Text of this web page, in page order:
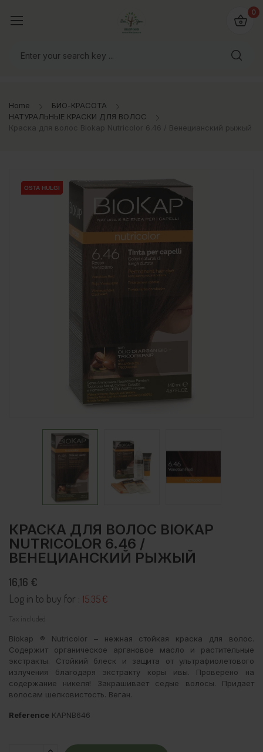
0
Home
БИО-КРАСОТА
НАТУРАЛЬНЫЕ КРАСКИ ДЛЯ ВОЛОС
Краска для волос Biokap Nutricolor 6.46 / Венецианский рыжый
OSTA HULGI
OSTA HULGI
OSTA HULGI
OSTA HULGI
КРАСКА ДЛЯ ВОЛОС BIOKAP
NUTRICOLOR 6.46 /
ВЕНЕЦИАНСКИЙ РЫЖЫЙ
16,16 €
Log in to buy for : 15.35 €
Tax included
Biokap ® Nutricolor – нежная стойкая краска для волос.
Содержит органическое аргановое масло и растительные
экстракты. Стойкий блеск и защита от ультрафиолетового
излучения благодаря экстракту коры ивы. Проверено на
содержание никеля! Закрашивает седые волосы. Придает
волосам шелковистость. Веган.
Reference KAPNB646